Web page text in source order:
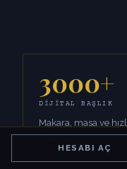
3000+
DIJITAL BAŞLIK
Makara, masa ve
koleksiyon.
HESABI AÇ